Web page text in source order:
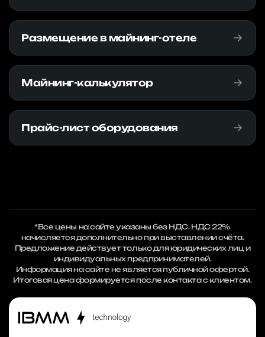
Размещение в майнинг-отеле
Майнинг-калькулятор
Прайс-лист оборудования
*Все цены на сайте указаны без НДС. НДС 22%
начисляется дополнительно при выставлении счёта.
Предложение действует только для юридических лиц и
индивидуальных предпринимателей.
Информация на сайте не является публичной офертой.
Итоговая цена формируется после контакта с клиентом.